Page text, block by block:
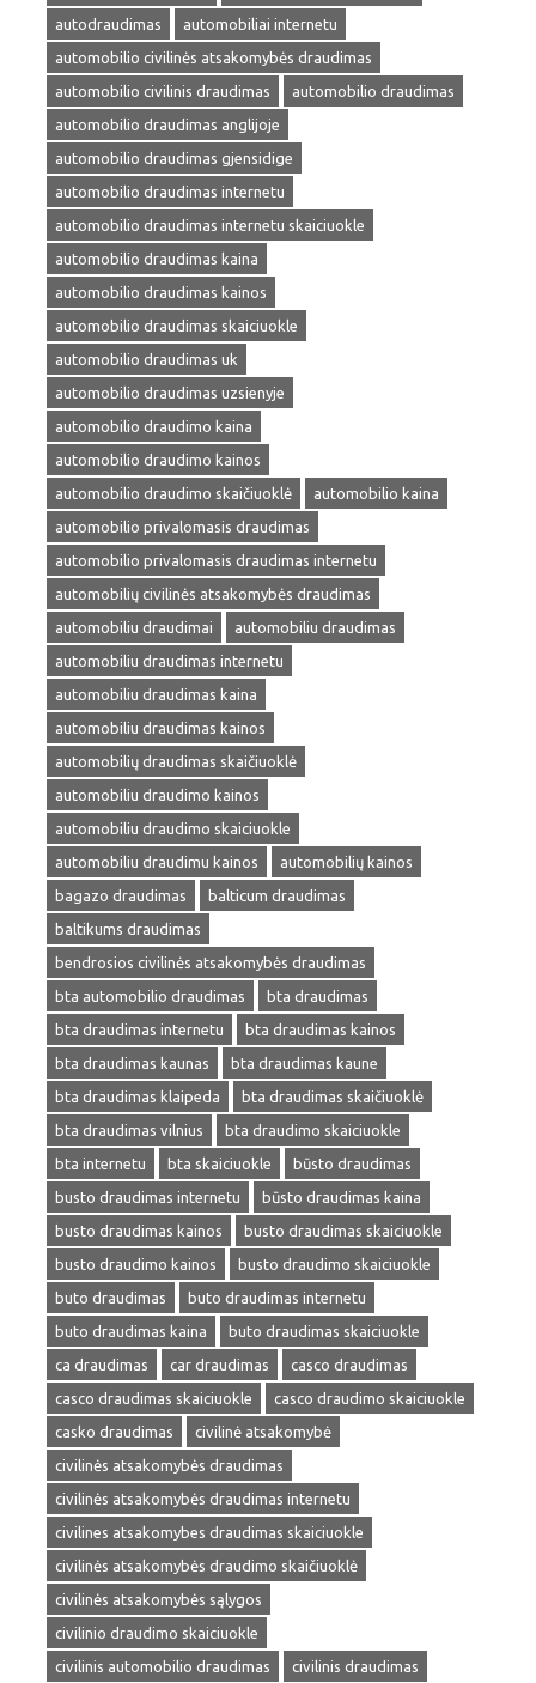
autodraudimas
automobiliai internetu
automobilio civilinės atsakomybės draudimas
automobilio civilinis draudimas
automobilio draudimas
automobilio draudimas anglijoje
automobilio draudimas gjensidige
automobilio draudimas internetu
automobilio draudimas internetu skaiciuokle
automobilio draudimas kaina
automobilio draudimas kainos
automobilio draudimas skaiciuokle
automobilio draudimas uk
automobilio draudimas uzsienyje
automobilio draudimo kaina
automobilio draudimo kainos
automobilio draudimo skaičiuoklė
automobilio kaina
automobilio privalomasis draudimas
automobilio privalomasis draudimas internetu
automobilių civilinės atsakomybės draudimas
automobiliu draudimai
automobiliu draudimas
automobiliu draudimas internetu
automobiliu draudimas kaina
automobiliu draudimas kainos
automobilių draudimas skaičiuoklė
automobiliu draudimo kainos
automobiliu draudimo skaiciuokle
automobiliu draudimu kainos
automobilių kainos
bagazo draudimas
balticum draudimas
baltikums draudimas
bendrosios civilinės atsakomybės draudimas
bta automobilio draudimas
bta draudimas
bta draudimas internetu
bta draudimas kainos
bta draudimas kaunas
bta draudimas kaune
bta draudimas klaipeda
bta draudimas skaičiuoklė
bta draudimas vilnius
bta draudimo skaiciuokle
bta internetu
bta skaiciuokle
būsto draudimas
busto draudimas internetu
būsto draudimas kaina
busto draudimas kainos
busto draudimas skaiciuokle
busto draudimo kainos
busto draudimo skaiciuokle
buto draudimas
buto draudimas internetu
buto draudimas kaina
buto draudimas skaiciuokle
ca draudimas
car draudimas
casco draudimas
casco draudimas skaiciuokle
casco draudimo skaiciuokle
casko draudimas
civilinė atsakomybė
civilinės atsakomybės draudimas
civilinės atsakomybės draudimas internetu
civilines atsakomybes draudimas skaiciuokle
civilinės atsakomybės draudimo skaičiuoklė
civilinės atsakomybės sąlygos
civilinio draudimo skaiciuokle
civilinis automobilio draudimas
civilinis draudimas